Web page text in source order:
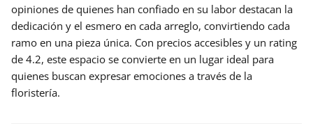
opiniones de quienes han confiado en su labor destacan la
dedicación y el esmero en cada arreglo, convirtiendo cada
ramo en una pieza única. Con precios accesibles y un rating
de 4.2, este espacio se convierte en un lugar ideal para
quienes buscan expresar emociones a través de la
floristería.